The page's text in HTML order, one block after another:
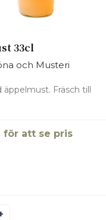
33cl
och Musteri
äppelmust. Fräsch till
för att se pris